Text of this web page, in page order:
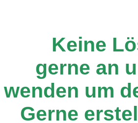
Keine
gerne an
wenden um
Gerne